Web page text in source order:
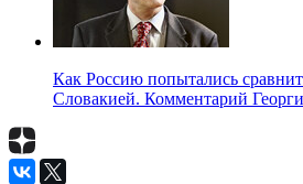
Как Россию попытались
Словакией. Комментарий